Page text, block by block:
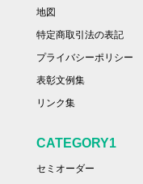
地図
特定商取引法の表記
プライバシーポリシー
表彰文例集
リンク集
CATEGORY1
セミオーダー